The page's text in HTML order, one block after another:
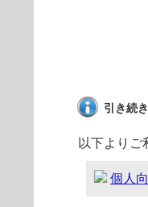
引き続
以下よりご
個人